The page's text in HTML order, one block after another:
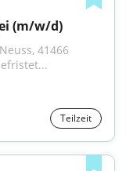
(m/w/d)
41466
Teilzeit